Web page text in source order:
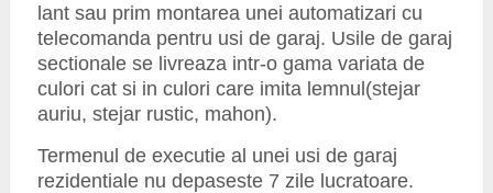
lant sau prim montarea unei automatizari cu
telecomanda pentru usi de garaj. Usile de garaj
sectionale se livreaza intr-o gama variata de
culori cat si in culori care imita lemnul(stejar
auriu, stejar rustic, mahon).
Termenul de executie al unei usi de garaj
rezidentiale nu depaseste 7 zile lucratoare.